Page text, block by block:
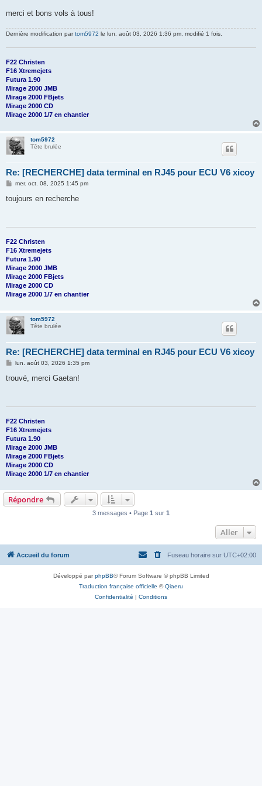
merci et bons vols à tous!
Dernière modification partom5972 le lun. août 03, 2026 1:36 pm, modifié 1 fois.
F22 Christen
F16 Xtremejets
Futura 1.90
Mirage 2000 JMB
Mirage 2000 FBjets
Mirage 2000 CD
Mirage 2000 1/7 en chantier
tom5972
Tête brulée
Re: [RECHERCHE] data terminal en RJ45 pour ECU V6 xicoy
M
s
mer. oct. 08, 2025 1:45 pm
toujours en recherche
F22 Christen
F16 Xtremejets
Futura 1.90
Mirage 2000 JMB
Mirage 2000 FBjets
Mirage 2000 CD
Mirage 2000 1/7 en chantier
tom5972
Tête brulée
Re: [RECHERCHE] data terminal en RJ45 pour ECU V6 xicoy
M
s
lun. août 03, 2026 1:35 pm
trouvé, merci Gaetan!
F22 Christen
F16 Xtremejets
Futura 1.90
Mirage 2000 JMB
Mirage 2000 FBjets
Mirage 2000 CD
Mirage 2000 1/7 en chantier
Répondre
3 messages • Page 1 sur 1
Aller
Accueil du forum Fuseau horaire sur UTC+02:00
Développé parphpBB® Forum Software © phpBB Limited
Traduction française officielle ©Qiaeru
Confidentialité | Conditions